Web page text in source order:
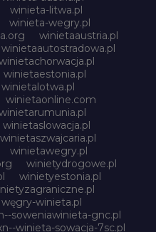
winieta-litwa.pl
winieta-wegry.pl
winietaaustria.pl
winietaautostradowa.pl
winietaestonia.pl
winietalotwa.pl
winietaonline.com
winietaslowacja.pl
winietaszwajcaria.pl
winietawegry.pl
winietydrogowe.pl
winietyestonia.pl
węgry-winieta.pl
soweniawinieta-gnc.pl
winieta-sowacja-7sc.pl